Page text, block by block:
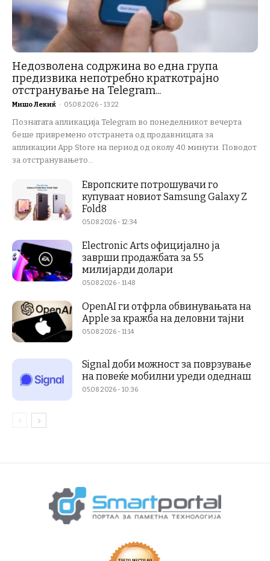
Недозволена содржина во една група
предизвика непотребно краткотрајно
отстранување на Telegram...
Мишо Лекиќ - 05.08.2026 - 13:22
Познатата апликација Telegram во понеделникот вечерта
беше привремено отстранета од продавницата за
апликации App Store на период од околу 40 минути. Поводот
за отстранувањето...
Европските потрошувачи го
купуваат новиот Samsung Galaxy Z
Fold8
05.08.2026 - 12:34
Electronic Arts официјално ја
заврши продажбата за 55
милијарди долари
05.08.2026 - 11:48
OpenAI ги отфрла обвинувањата на
Apple за кражба на деловни тајни
05.08.2026 - 11:14
Signal доби можност за поврзување
на повеќе мобилни уреди одеднаш
05.08.2026 - 10:36